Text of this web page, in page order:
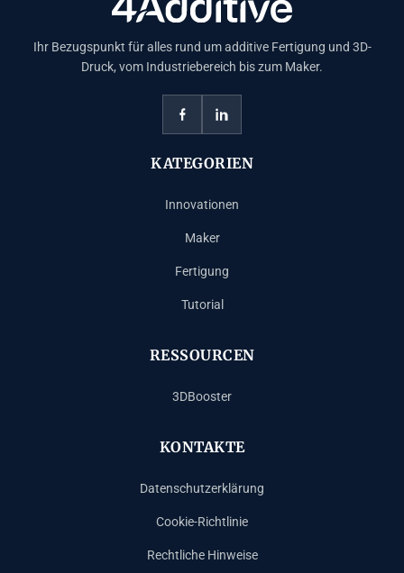
Ihr Bezugspunkt für alles rund um additive Fertigung und 3D-
Druck, vom Industriebereich bis zum Maker.
KATEGORIEN
Innovationen
Maker
Fertigung
Tutorial
RESSOURCEN
3DBooster
KONTAKTE
Datenschutzerklärung
Cookie-Richtlinie
Rechtliche Hinweise